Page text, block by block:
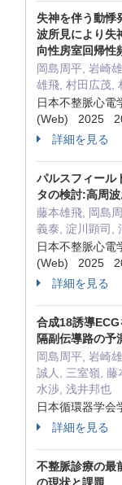
失神を伴う動悸
波所見により失
向性房室回帰性
岡島周平, 岩崎
雄飛, 村田広茂,
日本不整脈心電
(Web) 2025
詳細を見る
パルスフィール
タの検討:高周
藤本雄飛, 岡島
義泰, 淀川顕司,
日本不整脈心電
(Web) 2025
詳細を見る
合成18誘導
隔副伝導路の予
岡島周平, 岩崎
誠人, 三室嶺, 藤
水渉, 浅井邦也
日本循環器学
詳細を見る
不整脈診療の最